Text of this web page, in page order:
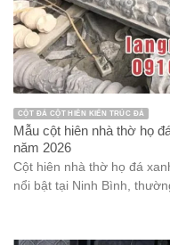
CỘT ĐÁ CỘT HIÊN KIẾN TRÚC ĐÁ
Mẫu cột hiên nhà thờ họ
năm 2026
Cột hiên nhà thờ họ đá
nổi bật tại Ninh Bình,